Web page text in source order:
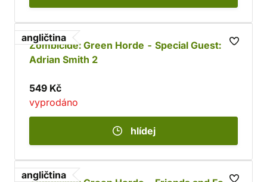
angličtina
Zombicide: Green Horde - Special Guest:
Adrian Smith 2
549 Kč
vyprodáno
hlídej
angličtina